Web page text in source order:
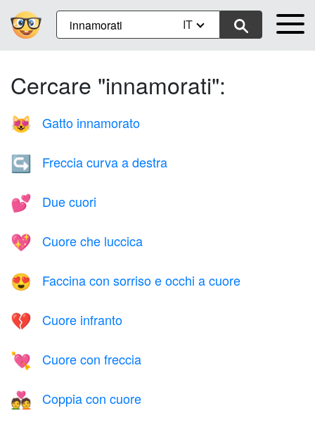
IT
Cercare "innamorati":
😻 Gatto innamorato
↪️ Freccia curva a destra
💕 Due cuori
💖 Cuore che luccica
😍 Faccina con sorriso e occhi a cuore
💔 Cuore infranto
💘 Cuore con freccia
💑 Coppia con cuore